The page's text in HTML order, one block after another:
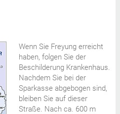
Wenn Sie Freyung erreicht
haben, folgen Sie der
Beschilderung Krankenhaus.
Nachdem Sie bei der
Sparkasse abgebogen sind,
bleiben Sie auf dieser
Straße. Nach ca. 600 m